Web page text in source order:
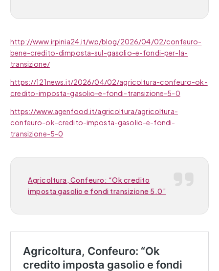
http://www.irpinia24.it/wp/blog/2026/04/02/confeuro-
bene-credito-dimposta-sul-gasolio-e-fondi-per-la-
transizione/
https://121news.it/2026/04/02/agricoltura-confeuro-ok-
credito-imposta-gasolio-e-fondi-transizione-5-0
https://www.agenfood.it/agricoltura/agricoltura-
confeuro-ok-credito-imposta-gasolio-e-fondi-
transizione-5-0
Agricoltura, Confeuro: “Ok credito
imposta gasolio e fondi transizione 5.0”